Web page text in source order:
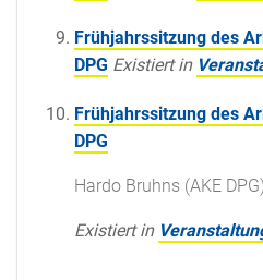
Frühjahrssitzung des
DPG Existiert in
Frühjahrssitzung des
DPG
Hardo Bruhns (AKE DPG)
Existiert in